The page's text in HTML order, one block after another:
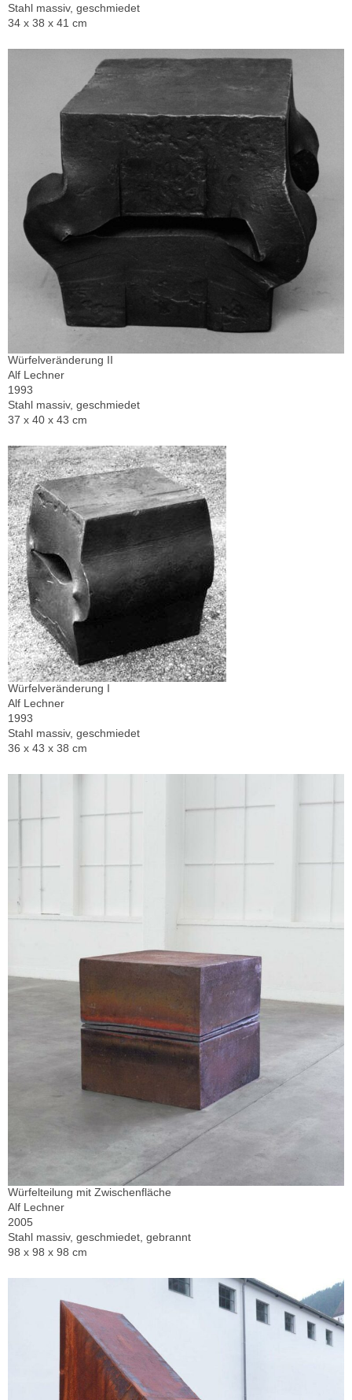
Stahl massiv, geschmiedet
34 x 38 x 41 cm
Würfelveränderung II
Alf Lechner
1993
Stahl massiv, geschmiedet
37 x 40 x 43 cm
Würfelveränderung I
Alf Lechner
1993
Stahl massiv, geschmiedet
36 x 43 x 38 cm
Würfelteilung mit Zwischenfläche
Alf Lechner
2005
Stahl massiv, geschmiedet, gebrannt
98 x 98 x 98 cm